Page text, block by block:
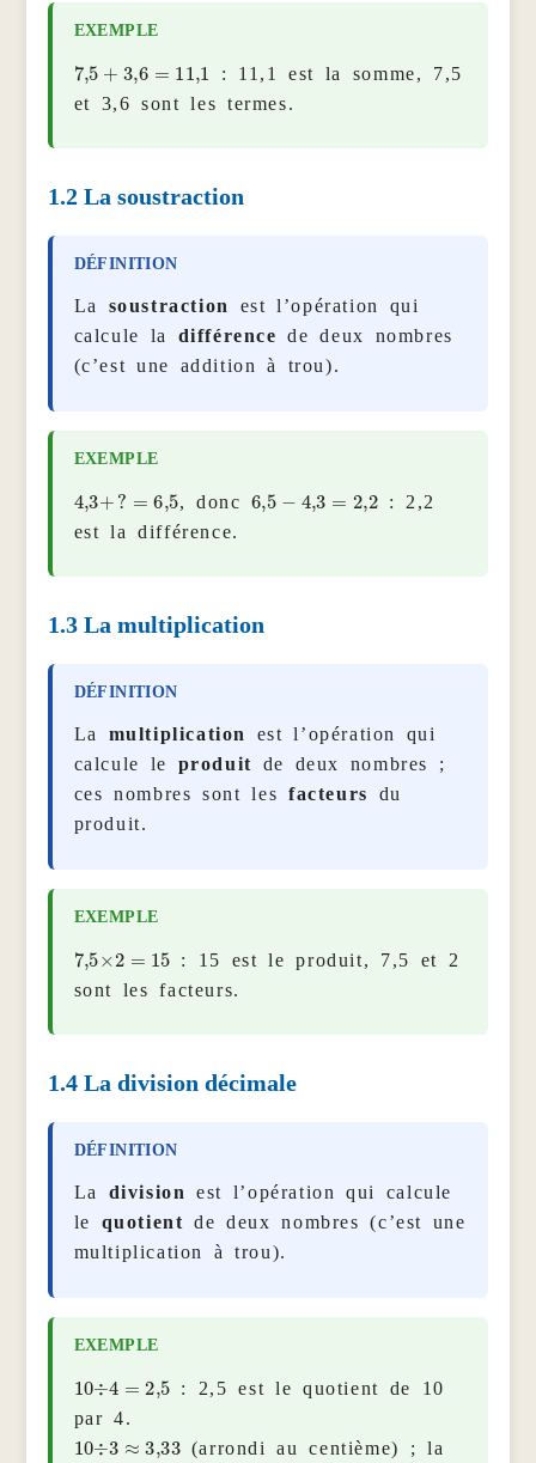
7 ,5 3 6 11, 1
: 11,1 est la somme, 7,5
et 3,6 sont les termes.
1.2La soustraction
La soustraction
est l’opération qui
calcule la différence de deux nombres
(c’est une addition à trou).
4 ,3 +? 6, 5, donc6 ,5 4 3 2, 2
: 2,2
est la différence.
1.3La multiplication
La multiplication
est l’opération qui
calcule le produit de deux nombres ;
ces nombres sont les facteurs
du
produit.
7 ,5 ×2 15 : 15 est le produit, 7,5 et 2
sont les facteurs.
1.4La division décimale
La division
est l’opération qui calcule
le quotient de deux nombres (c’est une
multiplication à trou).
10 4 2, 5 : 2,5 est le quotient de 10
par 4.
10 ÷3 3, 33(arrondi au centième) ; la